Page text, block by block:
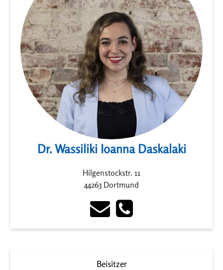
Dr. Wassiliki Ioanna Daskalaki
Hilgenstockstr. 11
44263 Dortmund
Beisitzer